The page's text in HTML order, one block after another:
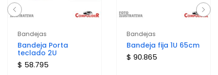
Bandejas
Bandeja Porta
teclado 2U
$ 58.795
Bandejas
Bandeja fija 1U 65cm
$ 90.865